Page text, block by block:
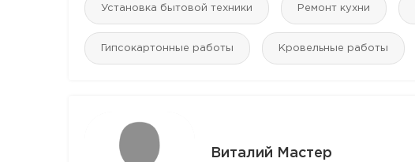
Установка бытовой техники Ремонт кухни
Гипсокартонные работы Кровельные работы
Виталий Мастер